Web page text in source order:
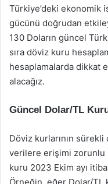
Türkiye’deki ekonomik
gücünü doğrudan
130 Doların güncel Türk
sıra döviz kuru
hesaplamalarda dikkat
alacağız.
Güncel Dolar/TL
Döviz kurlarının
verilere erişimi zorunlu
kuru 2023 Ekim ayı